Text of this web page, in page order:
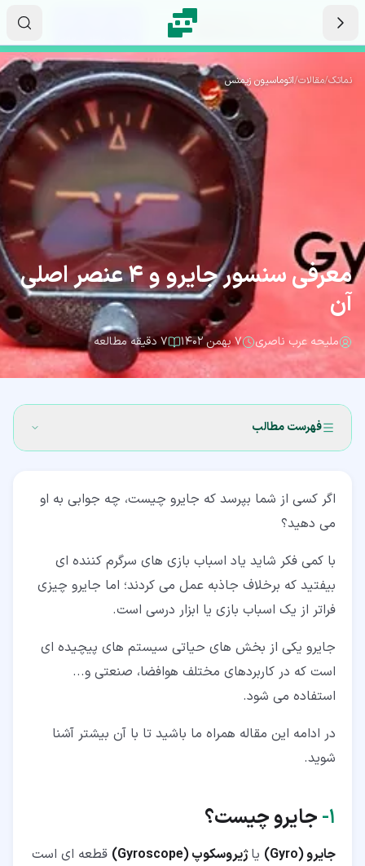
نماتک/مقالات/اتوماسیون زیمنس
معرفی سنسور جایرو و 4 عنصر اصلی
آن
ملیحه عرب ناصری ۷ بهمن ۱۴۰۲ ۷ دقیقه مطالعه
فهرست مطالب
۲‏- عناصر تشکیل دهنده جایرو چیست؟
۲‏-‏۳‏- گیمبال
۳‏- سنسور جایرو چگونه کار می کند؟
۵‏- کلام آخر
اگر کسی از شما بپرسد که جایرو چیست، چه جوابی به او
می دهید؟
با کمی فکر شاید یاد اسباب بازی های سرگرم کننده ای
بیفتید که برخلاف جاذبه عمل می کردند؛ اما جایرو چیزی
فراتر از یک اسباب بازی یا ابزار درسی است.
جایرو یکی از بخش های حیاتی سیستم های پیچیده ای
است که در کاربردهای مختلف هوافضا، صنعتی و...
استفاده می شود.
در ادامه این مقاله همراه ما باشید تا با آن بیشتر آشنا
شوید.
۱‏- جایرو چیست؟
جایرو (Gyro)‌ یاژیروسکوپ (Gyroscope)
قطعه ای است